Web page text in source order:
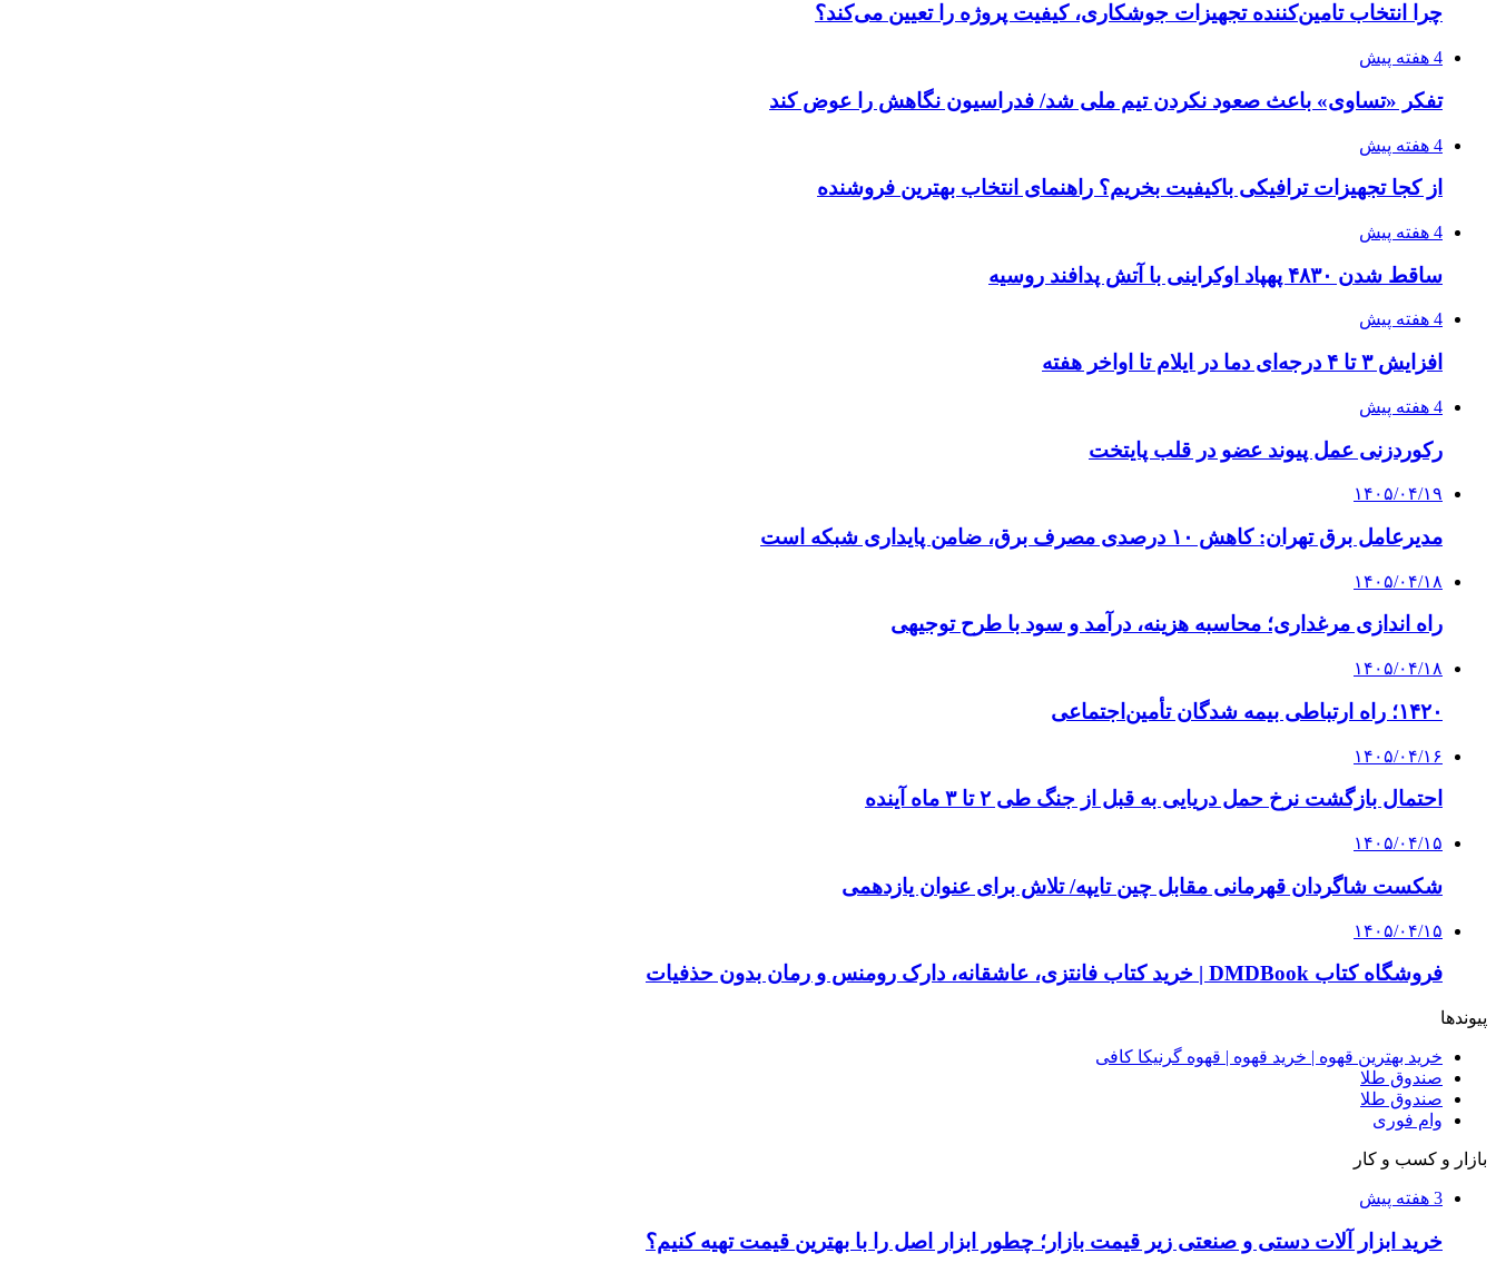
چرا انتخاب تامین‌کننده تجهیزات جوشکاری، کیفیت پروژه را تعیین می‌کند؟
4 هفته پیش
تفکر «تساوی» باعث صعود نکردن تیم ملی شد/ فدراسیون نگاهش را عوض کند
4 هفته پیش
از کجا تجهیزات ترافیکی باکیفیت بخریم؟ راهنمای انتخاب بهترین فروشنده
4 هفته پیش
ساقط شدن ۴۸۳۰ پهپاد اوکراینی با آتش پدافند روسیه
4 هفته پیش
افزایش ۳ تا ۴ درجه‌ای دما در ایلام تا اواخر هفته
4 هفته پیش
رکوردزنی عمل پیوند عضو در قلب پایتخت
۱۴۰۵/۰۴/۱۹
مدیرعامل برق تهران: کاهش ۱۰ درصدی مصرف برق، ضامن پایداری شبکه است
۱۴۰۵/۰۴/۱۸
راه اندازی مرغداری؛ محاسبه هزینه، درآمد و سود با طرح توجیهی
۱۴۰۵/۰۴/۱۸
۱۴۲۰؛ راه ارتباطی بیمه شدگان تأمین‌اجتماعی
۱۴۰۵/۰۴/۱۶
احتمال بازگشت نرخ حمل دریایی به قبل از جنگ طی ۲ تا ۳ ماه آینده
۱۴۰۵/۰۴/۱۵
شکست شاگردان قهرمانی مقابل چین تایپه/ تلاش برای عنوان یازدهمی
۱۴۰۵/۰۴/۱۵
فروشگاه کتاب DMDBook | خرید کتاب فانتزی، عاشقانه، دارک رومنس و رمان بدون حذفیات
پیوندها
خرید بهترین قهوه | خرید قهوه | قهوه گرنیکا کافی
صندوق طلا
صندوق طلا
وام فوری
بازار و کسب و کار
3 هفته پیش
خرید ابزار آلات دستی و صنعتی زیر قیمت بازار؛ چطور ابزار اصل را با بهترین قیمت تهیه کنیم؟